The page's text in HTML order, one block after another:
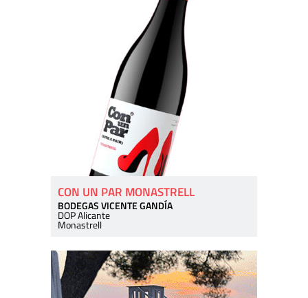
CON UN PAR MONASTRELL
BODEGAS VICENTE GANDÍA
DOP Alicante
Monastrell